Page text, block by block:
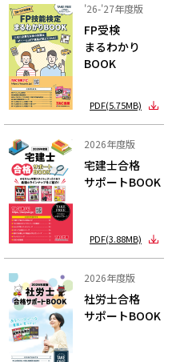
'26-'27年度版
FP受検
まるわかり
BOOK
PDF(5.75MB)
2026年度版
宅建士合格
サポートBOOK
PDF(3.88MB)
2026年度版
社労士合格
サポートBOOK